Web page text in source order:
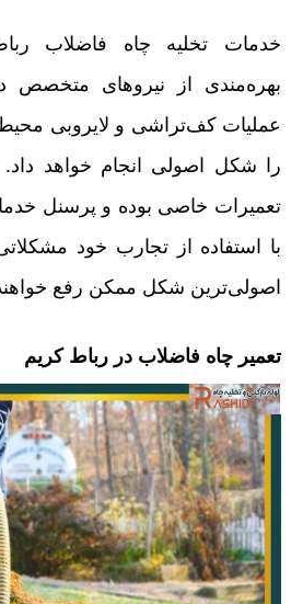
خدمات تخلیه چاه فاضلاب
بهره‌مندی از نیروهای متخصص
عملیات کف‌تراشی و لایروبی محیط
را شکل اصولی انجام خواهد داد.
تعمیرات خاصی بوده و پرسنل
با استفاده از تجارب خود
اصولی‌ترین شکل ممکن رفع
تعمیر چاه فاضلاب در رباط کریم